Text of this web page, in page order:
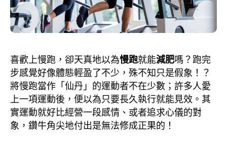
喜歡上慢跑，卻天真地以為慢跑就能減肥嗎？跑完
步感覺好像體態輕盈了不少，殊不知只是假象！？
將慢跑當作「仙丹」的運動者不在少數；許多人愛
上一項運動後，便以為只要長久執行就能見效。其
實運動就好比經營一段感情、或者追求心儀的對
象，鑽牛角尖地付出是無法修成正果的！